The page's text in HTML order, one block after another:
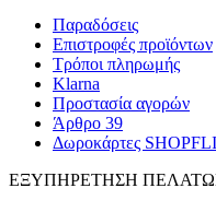
Παραδόσεις
Επιστροφές προϊόντων
Τρόποι πληρωμής
Klarna
Προστασία αγορών
Άρθρο 39
Δωροκάρτες
ΕΞΥΠΗΡΕΤΗΣΗ